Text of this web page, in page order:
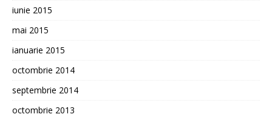
iunie 2015
mai 2015
ianuarie 2015
octombrie 2014
septembrie 2014
octombrie 2013